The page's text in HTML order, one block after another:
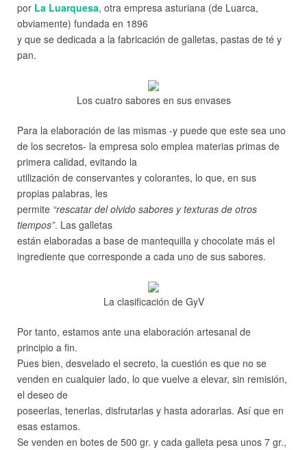
por La Luarquesa, otra empresa asturiana (de Luarca,
obviamente) fundada en 1896
y que se dedicada a la fabricación de galletas, pastas de té y
pan.
Los cuatro sabores en sus envases
Para la elaboración de las mismas -y puede que este sea uno
de los secretos- la empresa solo emplea materias primas de
primera calidad, evitando la
utilización de conservantes y colorantes, lo que, en sus
propias palabras, les
permite “rescatar del olvido sabores y texturas de otros
tiempos”. Las galletas
están elaboradas a base de mantequilla y chocolate más el
ingrediente que corresponde a cada uno de sus sabores.
La clasificación de GyV
Por tanto, estamos ante una elaboración artesanal de
principio a fin.
Pues bien, desvelado el secreto, la cuestión es que no se
venden en cualquier lado, lo que vuelve a elevar, sin remisión,
el deseo de
poseerlas, tenerlas, disfrutarlas y hasta adorarlas. Así que en
esas estamos.
Se venden en botes de 500 gr. y cada galleta pesa unos 7 gr.,